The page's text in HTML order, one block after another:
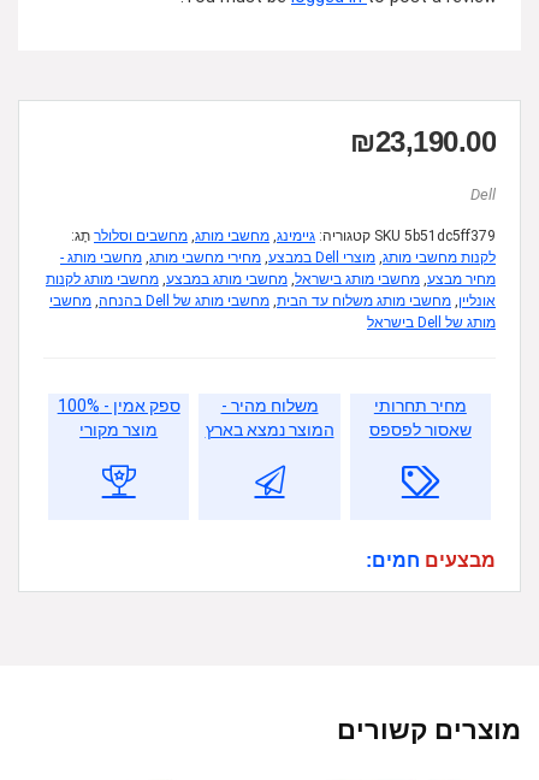
₪23,190.00
Dell
SKU 5b51dc5ff379 קטגוריה: גיימינג, מחשבי מותג, מחשבים וסלולר תָג:
לקנות מחשבי מותג, מוצרי Dell במבצע , מחירי מחשבי מותג, מחשבי מותג -
מחיר מבצע, מחשבי מותג בישראל, מחשבי מותג במבצע, מחשבי מותג לקנות
אונליין, מחשבי מותג משלוח עד הבית, מחשבי מותג של Dell בהנחה , מחשבי
מותג של Dell בישראל
מחיר תחרותי
שאסור לפספס
משלוח מהיר -
המוצר נמצא בארץ
ספק אמין - 100%
מוצר מקורי
מבצעים חמים:
מוצרים קשורים